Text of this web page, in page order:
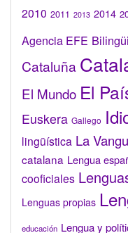
2010 2011 2013 2014
Agencia EFE
Cataluña
El Mundo El
Euskera Gallego
lingüística La
catalana Lengua
cooficiales
Lenguas propias
educación Lengua y